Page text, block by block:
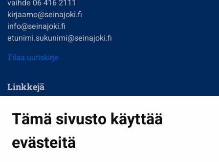
Tämä sivusto käyttää
evästeitä
vaihde 06 416 2111
kirjaamo@seinajoki.fi
info@seinajoki.fi
etunimi.sukunimi@seinajoki.fi
Tilaa uutiskirje
Linkkejä
Kasvatus ja opetus
Kulttuuri ja liikunta